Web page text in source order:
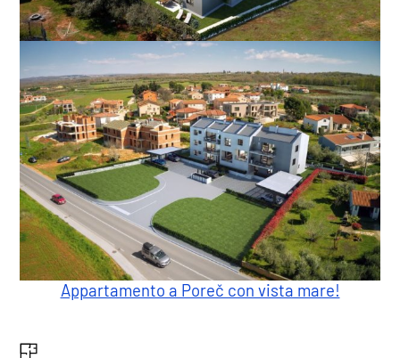
Appartamento a Poreč con vista mare!